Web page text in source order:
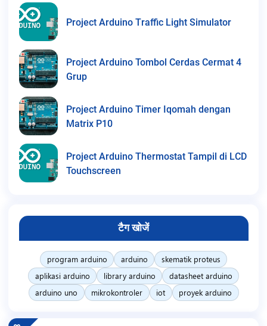
Project Arduino Traffic Light Simulator
Project Arduino Tombol Cerdas Cermat 4
Grup
Project Arduino Timer Iqomah dengan
Matrix P10
Project Arduino Thermostat Tampil di LCD
Touchscreen
टैग खोजें
program arduino arduino
skematik proteus
aplikasi arduino
library arduino
datasheet arduino
arduino uno
mikrokontroler iot proyek arduino